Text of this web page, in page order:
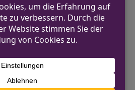
NÄCHSTER BEITRAG
Restaurant und möchte in
Küche gelangen